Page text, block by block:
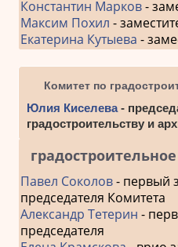
Константин Марков-
Максим Похил -
Екатерина Кутыева -
Комитет по
Юлия Киселева-
градостроительству и
Павел Соколов- первый
председателя Комитета
Александр Тетерин -
председателя